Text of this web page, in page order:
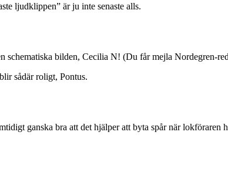
ljudklippen” är ju inte senaste alls.
bilden, Cecilia N! (Du får mejla Nordegren-
sådär roligt, Pontus.
ganska bra att det hjälper att byta spår när lokföraren